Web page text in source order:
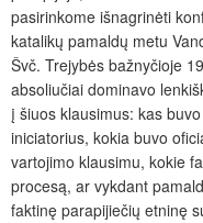
pasirinkome išnagrinėti
katalikų pamaldų metu
Švč. Trejybės bažnyčioje
absoliučiai dominavo
į šiuos klausimus: kas
iniciatorius, kokia buvo
vartojimo klausimu, kokie
procesą, ar vykdant
faktinę parapijiečių etninę